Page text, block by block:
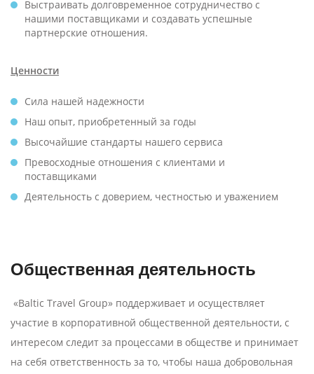
Выстраивать долговременное сотрудничество с
нашими поставщиками и создавать успешные
партнерские отношения.
Ценности
Сила нашей надежности
Наш опыт, приобретенный за годы
Высочайшие стандарты нашего сервиса
Превосходные отношения с клиентами и
поставщиками
Деятельность с доверием, честностью и уважением
Общественная деятельность
«Baltic Travel Group» поддерживает и осуществляет
участие в корпоративной общественной деятельности, с
интересом следит за процессами в обществе и принимает
на себя ответственность за то, чтобы наша добровольная